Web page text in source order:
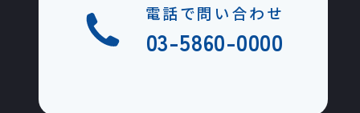
電話で問い合わせ
03-5860-0000